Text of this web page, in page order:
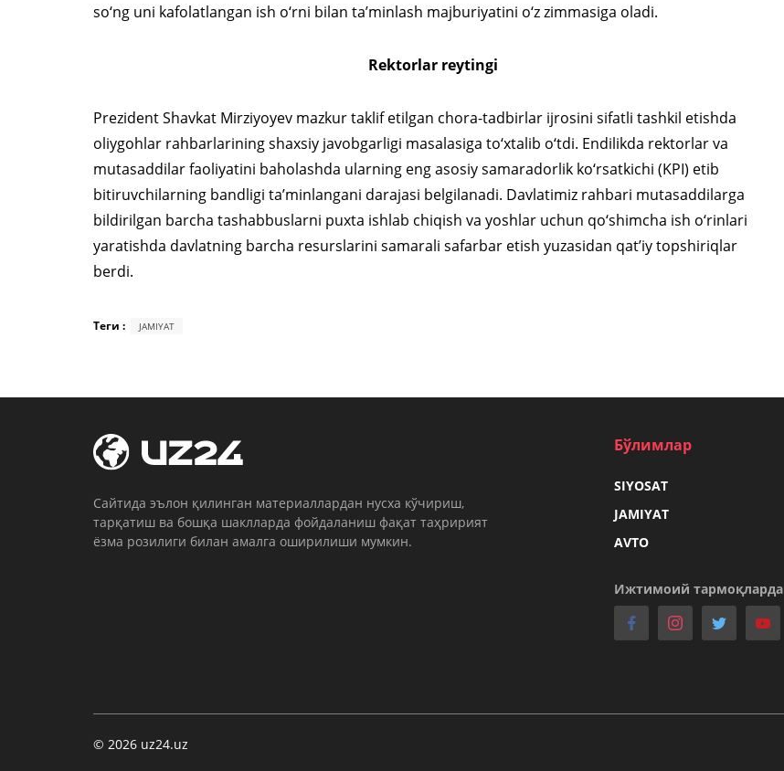
so‘ng uni kafolatlangan ish o‘rni bilan ta’minlash majburiyatini o‘z zimmasiga oladi.
Rektorlar reytingi
Prezident Shavkat Mirziyoyev mazkur taklif etilgan chora-tadbirlar ijrosini sifatli tashkil etishda
oliygohlar rahbarlarining shaxsiy javobgarligi masalasiga to‘xtalib o‘tdi. Endilikda rektorlar va
mutasaddilar faoliyatini baholashda ularning eng asosiy samaradorlik ko‘rsatkichi (KPI) etib
bitiruvchilarning bandligi ta’minlangani darajasi belgilanadi. Davlatimiz rahbari mutasaddilarga
bildirilgan barcha tashabbuslarni puxta ishlab chiqish va yoshlar uchun qo‘shimcha ish o‘rinlari
yaratishda davlatning barcha resurslarini samarali safarbar etish yuzasidan qat’iy topshiriqlar
berdi.
Теги : JAMIYAT
Cайтида эълон қилинган материаллардан нусха кўчириш,
тарқатиш ва бошқа шаклларда фойдаланиш фақат таҳририят
ёзма розилиги билан амалга оширилиши мумкин.
Бўлимлар
SIYOSAT
JAMIYAT
AVTO
Ижтимоий тармоқларда
© 2026 uz24.uz